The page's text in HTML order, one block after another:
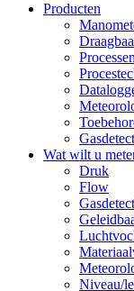
Producten
Wat wilt u
Druk
Flow
Niveau/